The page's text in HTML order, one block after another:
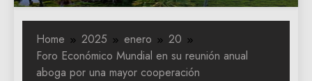
Home 2025 enero
20
Foro Económico Mundial en su reunión anual
aboga por una mayor cooperación